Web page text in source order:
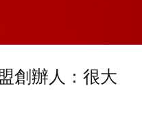
創辦人：很大